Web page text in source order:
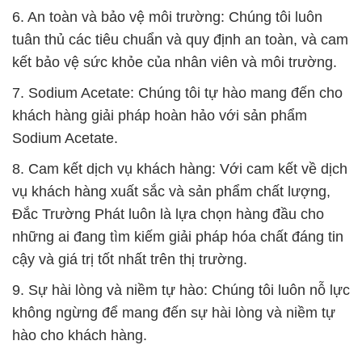
6. An toàn và bảo vệ môi trường: Chúng tôi luôn
tuân thủ các tiêu chuẩn và quy định an toàn, và cam
kết bảo vệ sức khỏe của nhân viên và môi trường.
7. Sodium Acetate: Chúng tôi tự hào mang đến cho
khách hàng giải pháp hoàn hảo với sản phẩm
Sodium Acetate.
8. Cam kết dịch vụ khách hàng: Với cam kết về dịch
vụ khách hàng xuất sắc và sản phẩm chất lượng,
Đắc Trường Phát luôn là lựa chọn hàng đầu cho
những ai đang tìm kiếm giải pháp hóa chất đáng tin
cậy và giá trị tốt nhất trên thị trường.
9. Sự hài lòng và niềm tự hào: Chúng tôi luôn nỗ lực
không ngừng để mang đến sự hài lòng và niềm tự
hào cho khách hàng.